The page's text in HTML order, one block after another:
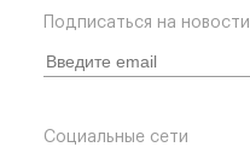
Подписаться на новости
Социальные сети